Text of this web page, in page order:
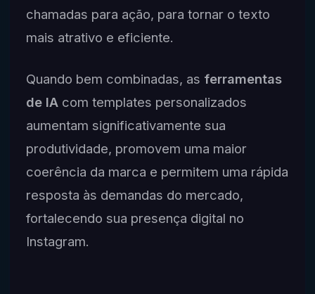
chamadas para ação, para tornar o texto
mais atrativo e eficiente.
Quando bem combinadas, as ferramentas
de IAcom templates personalizados
aumentam significativamente sua
produtividade, promovem uma maior
coerência da marca e permitem uma rápida
resposta às demandas do mercado,
fortalecendo sua presença digital no
Instagram.